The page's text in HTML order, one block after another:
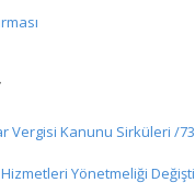
Vergisi Kanunu Sirküleri /73
Hizmetleri Yönetmeliği Değişti